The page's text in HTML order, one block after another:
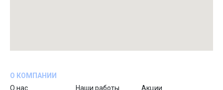
О КОМПАНИИ
О нас
Наши работы
Акции